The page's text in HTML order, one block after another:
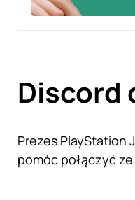
Discord
Prezes PlayStation
pomóc połączyć